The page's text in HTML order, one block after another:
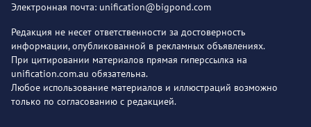
Электронная почта: unification@bigpond.com
Редакция не несет ответственности за достоверность
информации, опубликованной в рекламных объявлениях.
При цитировании материалов прямая гиперссылка на
unification.com.au обязательна.
Любое использование материалов и иллюстраций возможно
только по согласованию с редакцией.